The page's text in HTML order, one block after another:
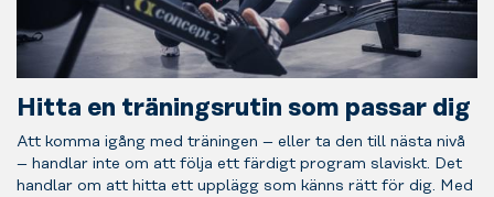
Hitta en träningsrutin som passar dig
Att komma igång med träningen – eller ta den till nästa nivå
– handlar inte om att följa ett färdigt program slaviskt. Det
handlar om att hitta ett upplägg som känns rätt för dig. Med